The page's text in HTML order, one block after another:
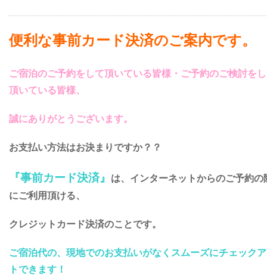
便利な事前カード決済のご案内です。
ご宿泊のご予約をして頂いている皆様・ご予約のご検討を
頂いている皆様、
誠にありがとうございます。
お支払い方法はお決まりですか？？
『事前カード決済』
は、インターネットからのご予約の
にご利用頂ける、
クレジットカード決済のことです。
ご宿泊代の、現地でのお支払いがなくスムーズにチェック
トできます！